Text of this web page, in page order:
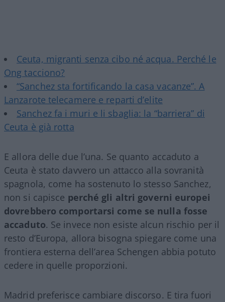
Ceuta, migranti senza cibo né acqua. Perché le
Ong tacciono?
“Sanchez sta fortificando la casa vacanze”. A
Lanzarote telecamere e reparti d’elite
Sanchez fa i muri e li sbaglia: la “barriera” di
Ceuta è già rotta
E allora delle due l’una. Se quanto accaduto a
Ceuta è stato davvero un attacco alla sovranità
spagnola, come ha sostenuto lo stesso Sanchez,
non si capisce perché gli altri governi europei
dovrebbero comportarsi come se nulla fosse
accaduto. Se invece non esiste alcun rischio per il
resto d’Europa, allora bisogna spiegare come una
frontiera esterna dell’area Schengen abbia potuto
cedere in quelle proporzioni.
Madrid preferisce cambiare discorso. E tira fuori